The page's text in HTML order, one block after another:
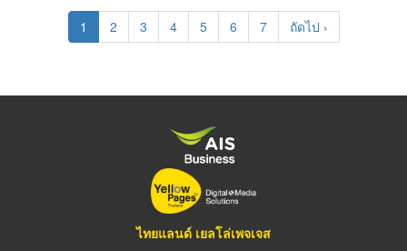
Pagination
Current
page
1 Page
2 Page
3 Page
4 Page
5 Page
6 Page
7
Next
page
ถัดไป ›
ไทยแลนด์ เยลโล่เพจเจส